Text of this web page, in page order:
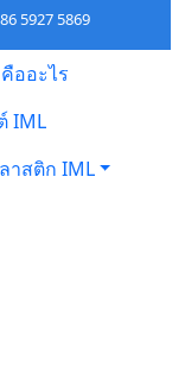
5927 5869
ออะไร
IML
าสติก IML